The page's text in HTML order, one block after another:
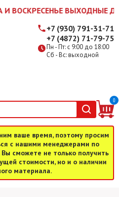
ВЫХОДНЫЕ
Пн - Пт: с 9:00 до 18:00
Сб - Вс: выходной
+7 (930) 791-31-71
+7 (4872) 71-79-75
0
ваше время, поэтому просим
с нашими менеджерами по
сможете не только получить
стоимости, но и о наличии
материала.